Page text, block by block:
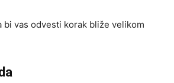
bi vas odvesti korak bliže velikom